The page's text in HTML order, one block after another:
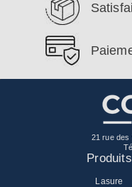
21 rue des
Produits
Lasure